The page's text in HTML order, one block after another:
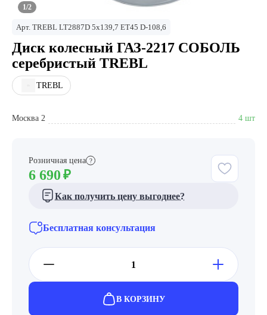
Розничная цена ?
6 690 ₽
Как получить цену выгоднее?
Бесплатная консультация
В КОРЗИНУ
1/2
Арт. TREBL LT2887D 5х139,7 ЕТ45 D-108,6
Диск колесный ГАЗ-2217 СОБОЛЬ
серебристый TREBL
TREBL
Москва 2 4 шт